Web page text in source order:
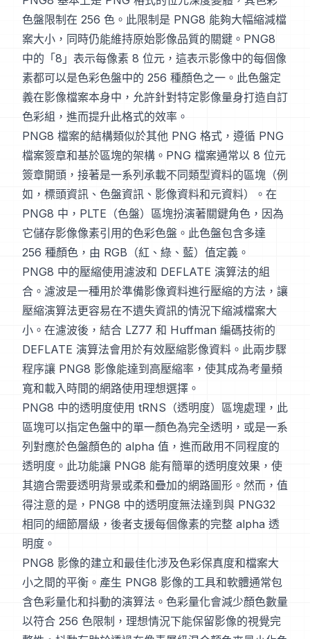
色盤限制在 256 色。此限制是 PNG8 能夠大幅縮減檔
案大小，同時仍能維持原始影像品質的關鍵。PNG8
中的「8」表示每像素 8 位元，這表示影像中的每個像
素都可以是色彩色盤中的 256 種顏色之一。此色盤定
義在影像檔案本身中，允許針對特定影像量身打造自訂
色彩組，進而提升此格式的效率。
PNG8 檔案的結構類似於其他 PNG 格式，遵循 PNG
檔案簽章和基於區塊的架構。PNG 檔案通常以 8 位元
簽章開頭，接著是一系列承載不同類型資料的區塊（例
如，標頭資訊、色盤資訊、影像資料和元資料）。在
PNG8 中，PLTE（色盤）區塊扮演著關鍵角色，因為
它儲存影像像素引用的色彩色盤。此色盤包含多達
256 種顏色，由 RGB（紅、綠、藍）值定義。
PNG8 中的壓縮使用濾波和 DEFLATE 演算法的組
合。濾波是一種用於準備影像資料進行壓縮的方法，讓
壓縮演算法更容易在不遺失資訊的情況下縮減檔案大
小。在濾波後，結合 LZ77 和 Huffman 編碼技術的
DEFLATE 演算法會用於有效壓縮影像資料。此兩步驟
程序讓 PNG8 影像能達到高壓縮率，使其成為考量頻
寬和載入時間的網路使用理想選擇。
PNG8 中的透明度使用 tRNS（透明度）區塊處理，此
區塊可以指定色盤中的單一顏色為完全透明，或是一系
列對應於色盤顏色的 alpha 值，進而啟用不同程度的
透明度。此功能讓 PNG8 能有簡單的透明度效果，使
其適合需要透明背景或柔和疊加的網路圖形。然而，值
得注意的是，PNG8 中的透明度無法達到與 PNG32
相同的細節層級，後者支援每個像素的完整 alpha 透
明度。
PNG8 影像的建立和最佳化涉及色彩保真度和檔案大
小之間的平衡。產生 PNG8 影像的工具和軟體通常包
含色彩量化和抖動的演算法。色彩量化會減少顏色數量
以符合 256 色限制，理想情況下能保留影像的視覺完